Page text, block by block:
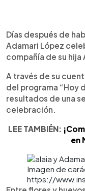
Escuchar
Días después de
Adamari López
compañía de su hija
A través de su
del programa “Hoy
resultados de una
celebración.
LEE TAMBIÉN:
en
Imagen de
https://